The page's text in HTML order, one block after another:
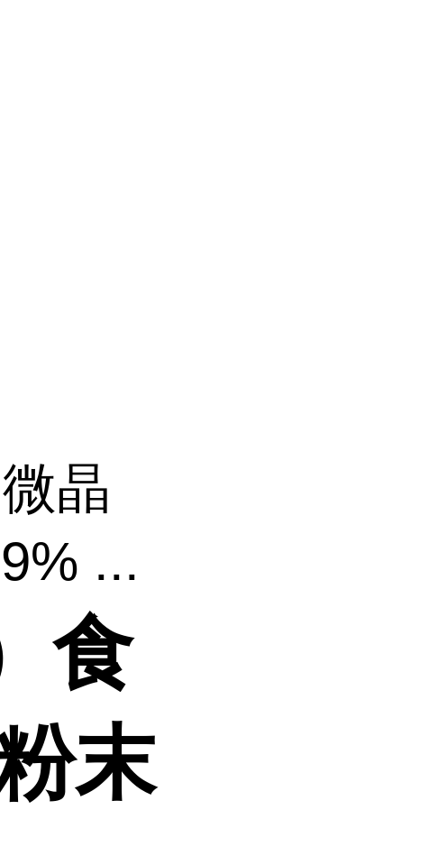
晶
...
食
末